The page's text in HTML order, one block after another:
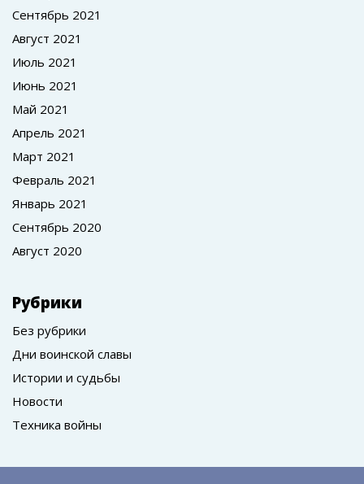
Сентябрь 2021
Август 2021
Июль 2021
Июнь 2021
Май 2021
Апрель 2021
Март 2021
Февраль 2021
Январь 2021
Сентябрь 2020
Август 2020
Рубрики
Без рубрики
Дни воинской славы
Истории и судьбы
Новости
Техника войны